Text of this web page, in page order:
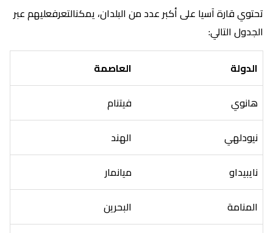
تحتوي قارة آسيا على أكبر عدد من البلدان، يمكنالتعرفعليهم عبر
الجدول التالي:
الدولة
العاصمة
هانوي
فيتنام
نيودلهي
الهند
نايبيداو
ميانمار
المنامة
البحرين